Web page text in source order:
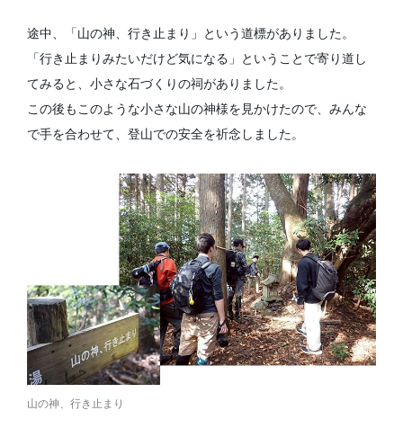
途中、「山の神、行き止まり」という道標がありました。
「行き止まりみたいだけど気になる」ということで寄り道し
てみると、小さな石づくりの祠がありました。
この後もこのような小さな山の神様を見かけたので、みんな
で手を合わせて、登山での安全を祈念しました。
山の神、行き止まり